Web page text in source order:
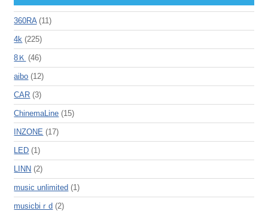
360RA(11)
4k (225)
8Ｋ (46)
aibo (12)
CAR (3)
ChinemaLine (15)
INZONE (17)
LED (1)
LINN (2)
music unlimited (1)
musicbiｒd (2)